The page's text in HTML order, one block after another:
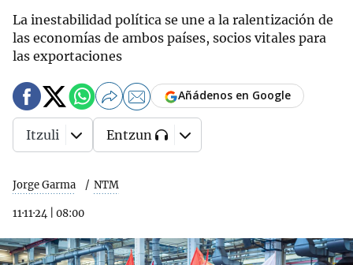
La inestabilidad política se une a la ralentización de
las economías de ambos países, socios vitales para
las exportaciones
Jorge Garma NTM
11·11·24 08:00
Añádenos en Google
Itzuli Entzun